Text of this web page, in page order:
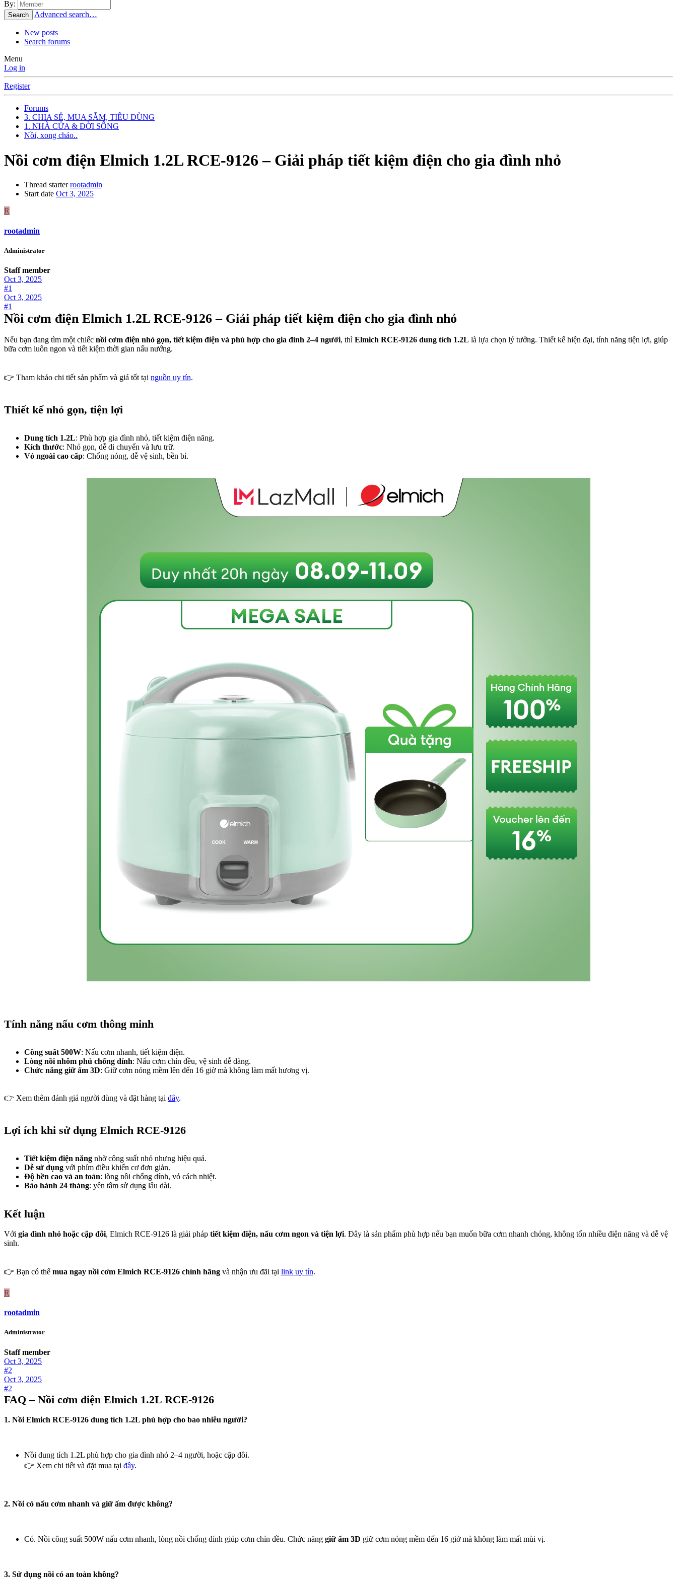
By:
Search Advanced search…
New posts
Search forums
Menu
Log in
Register
Forums
3. CHIA SẺ, MUA SẮM, TIÊU DÙNG
1. NHÀ CỬA & ĐỜI SỐNG
Nồi, xong chảo..
Nồi cơm điện Elmich 1.2L RCE-9126 – Giải pháp tiết kiệm điện cho gia đình nhỏ
Thread starter rootadmin
Start date Oct 3, 2025
R
rootadmin
Administrator
Staff member
Oct 3, 2025
#1
Oct 3, 2025
#1
Nồi cơm điện Elmich 1.2L RCE-9126 – Giải pháp tiết kiệm điện cho gia đình nhỏ
Nếu bạn đang tìm một chiếc nồi cơm điện nhỏ gọn, tiết kiệm điện và phù hợp cho gia đình 2–4 người, thì Elmich RCE-9126 dung tích 1.2L là lựa chọn lý tưởng. Thiết kế hiện đại, tính năng tiện lợi, giúp
bữa cơm luôn ngon và tiết kiệm thời gian nấu nướng.
👉 Tham khảo chi tiết sản phẩm và giá tốt tại nguồn uy tín.
Thiết kế nhỏ gọn, tiện lợi
Dung tích 1.2L: Phù hợp gia đình nhỏ, tiết kiệm điện năng.
Kích thước: Nhỏ gọn, dễ di chuyển và lưu trữ.
Vỏ ngoài cao cấp: Chống nóng, dễ vệ sinh, bền bỉ.
Tính năng nấu cơm thông minh
Công suất 500W: Nấu cơm nhanh, tiết kiệm điện.
Lòng nồi nhôm phủ chống dính: Nấu cơm chín đều, vệ sinh dễ dàng.
Chức năng giữ ấm 3D: Giữ cơm nóng mềm lên đến 16 giờ mà không làm mất hương vị.
👉 Xem thêm đánh giá người dùng và đặt hàng tại đây.
Lợi ích khi sử dụng Elmich RCE-9126
Tiết kiệm điện năng nhờ công suất nhỏ nhưng hiệu quả.
Dễ sử dụng với phím điều khiển cơ đơn giản.
Độ bền cao và an toàn: lòng nồi chống dính, vỏ cách nhiệt.
Bảo hành 24 tháng: yên tâm sử dụng lâu dài.
Kết luận
Với gia đình nhỏ hoặc cặp đôi, Elmich RCE-9126 là giải pháp tiết kiệm điện, nấu cơm ngon và tiện lợi. Đây là sản phẩm phù hợp nếu bạn muốn bữa cơm nhanh chóng, không tốn nhiều điện năng và dễ vệ
sinh.
👉 Bạn có thể mua ngay nồi cơm Elmich RCE-9126 chính hãng và nhận ưu đãi tại link uy tín.
R
rootadmin
Administrator
Staff member
Oct 3, 2025
#2
Oct 3, 2025
#2
FAQ – Nồi cơm điện Elmich 1.2L RCE-9126
1. Nồi Elmich RCE-9126 dung tích 1.2L phù hợp cho bao nhiêu người?
Nồi dung tích 1.2L phù hợp cho gia đình nhỏ 2–4 người, hoặc cặp đôi.
👉 Xem chi tiết và đặt mua tại đây.
2. Nồi có nấu cơm nhanh và giữ ấm được không?
Có. Nồi công suất 500W nấu cơm nhanh, lòng nồi chống dính giúp cơm chín đều. Chức năng giữ ấm 3D giữ cơm nóng mềm đến 16 giờ mà không làm mất mùi vị.
3. Sử dụng nồi có an toàn không?